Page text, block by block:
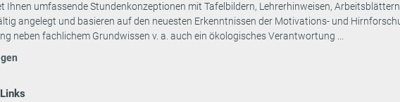
Ihnen umfassende Stundenkonzeptionen mit Tafelbildern, Lehrerhinweisen,
angelegt und basieren auf den neuesten Erkenntnissen der Motivations- und
neben fachlichem Grundwissen v. a. auch ein ökologisches Verantwortung ...